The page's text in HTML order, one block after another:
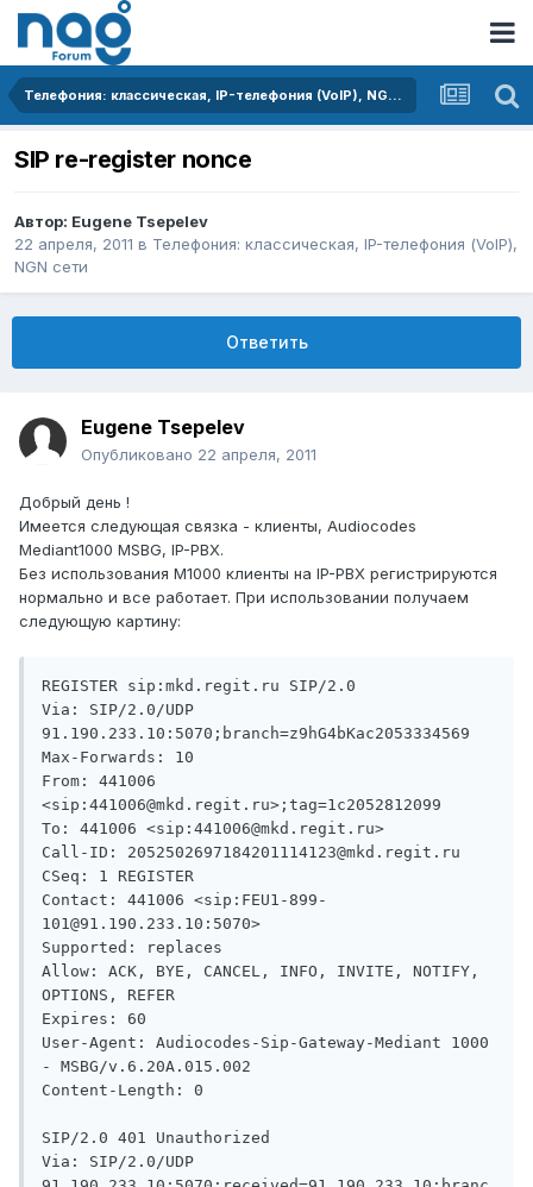
Телефония: классическая, IP-телефония (VoIP), NGN сети
SIP re-register nonce
Автор: Eugene Tsepelev
22 апреля, 2011 в Телефония: классическая, IP-телефония (VoIP),
NGN сети
Ответить
Eugene Tsepelev
Опубликовано 22 апреля, 2011
Добрый день !
Имеется следующая связка - клиенты, Audiocodes
Mediant1000 MSBG, IP-PBX.
Без использования M1000 клиенты на IP-PBX регистрируются
нормально и все работает. При использовании получаем
следующую картину:
REGISTER sip:mkd.regit.ru SIP/2.0
Via: SIP/2.0/UDP
91.190.233.10:5070;branch=z9hG4bKac2053334569
Max-Forwards: 10
From: 441006
<sip:441006@mkd.regit.ru>;tag=1c2052812099
To: 441006 <sip:441006@mkd.regit.ru>
Call-ID: 2052502697184201114123@mkd.regit.ru
CSeq: 1 REGISTER
Contact: 441006 <sip:FEU1-899-
101@91.190.233.10:5070>
Supported: replaces
Allow: ACK, BYE, CANCEL, INFO, INVITE, NOTIFY,
OPTIONS, REFER
Expires: 60
User-Agent: Audiocodes-Sip-Gateway-Mediant 1000
- MSBG/v.6.20A.015.002
Content-Length: 0
SIP/2.0 401 Unauthorized
Via: SIP/2.0/UDP